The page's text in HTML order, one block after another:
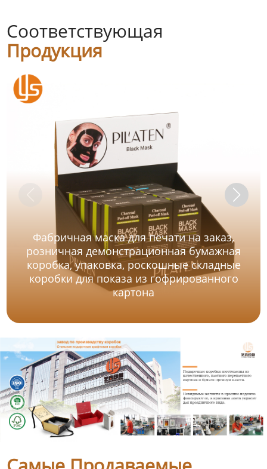
Соответствующая
Продукция
Фабричная маска для печати на заказ,
розничная демонстрационная бумажная
коробка, упаковка, роскошные складные
коробки для показа из гофрированного
картона